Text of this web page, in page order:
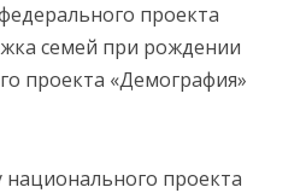
проекта
семей при рождении
проекта «Демография»
проекта